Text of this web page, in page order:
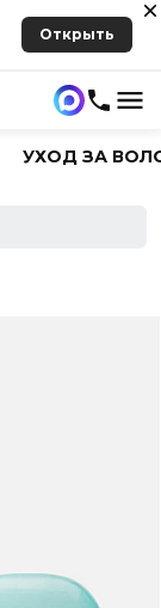
Открыть
УХОД ЗА